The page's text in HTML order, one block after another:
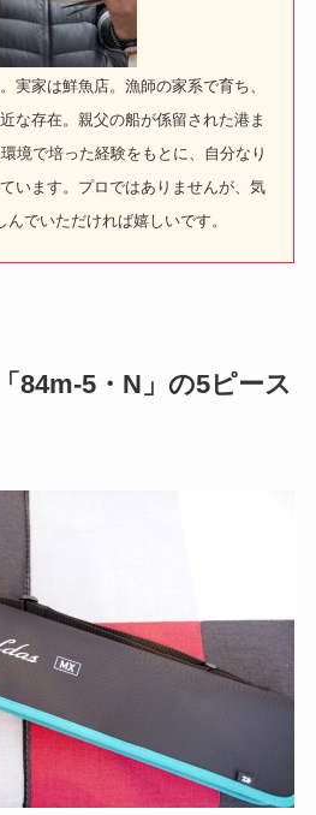
実家は鮮魚店。漁師の家系で育ち、
な存在。親父の船が係留された港ま
境で培った経験をもとに、自分なり
います。プロではありませんが、気
でいただければ嬉しいです。
84m-5・N」の5ピース